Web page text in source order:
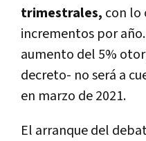
trimestrales, con lo
incrementos por
aumento del 5%
decreto- no será a
en marzo de 2021.
El arranque del